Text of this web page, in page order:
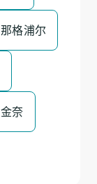
那格浦尔
金奈